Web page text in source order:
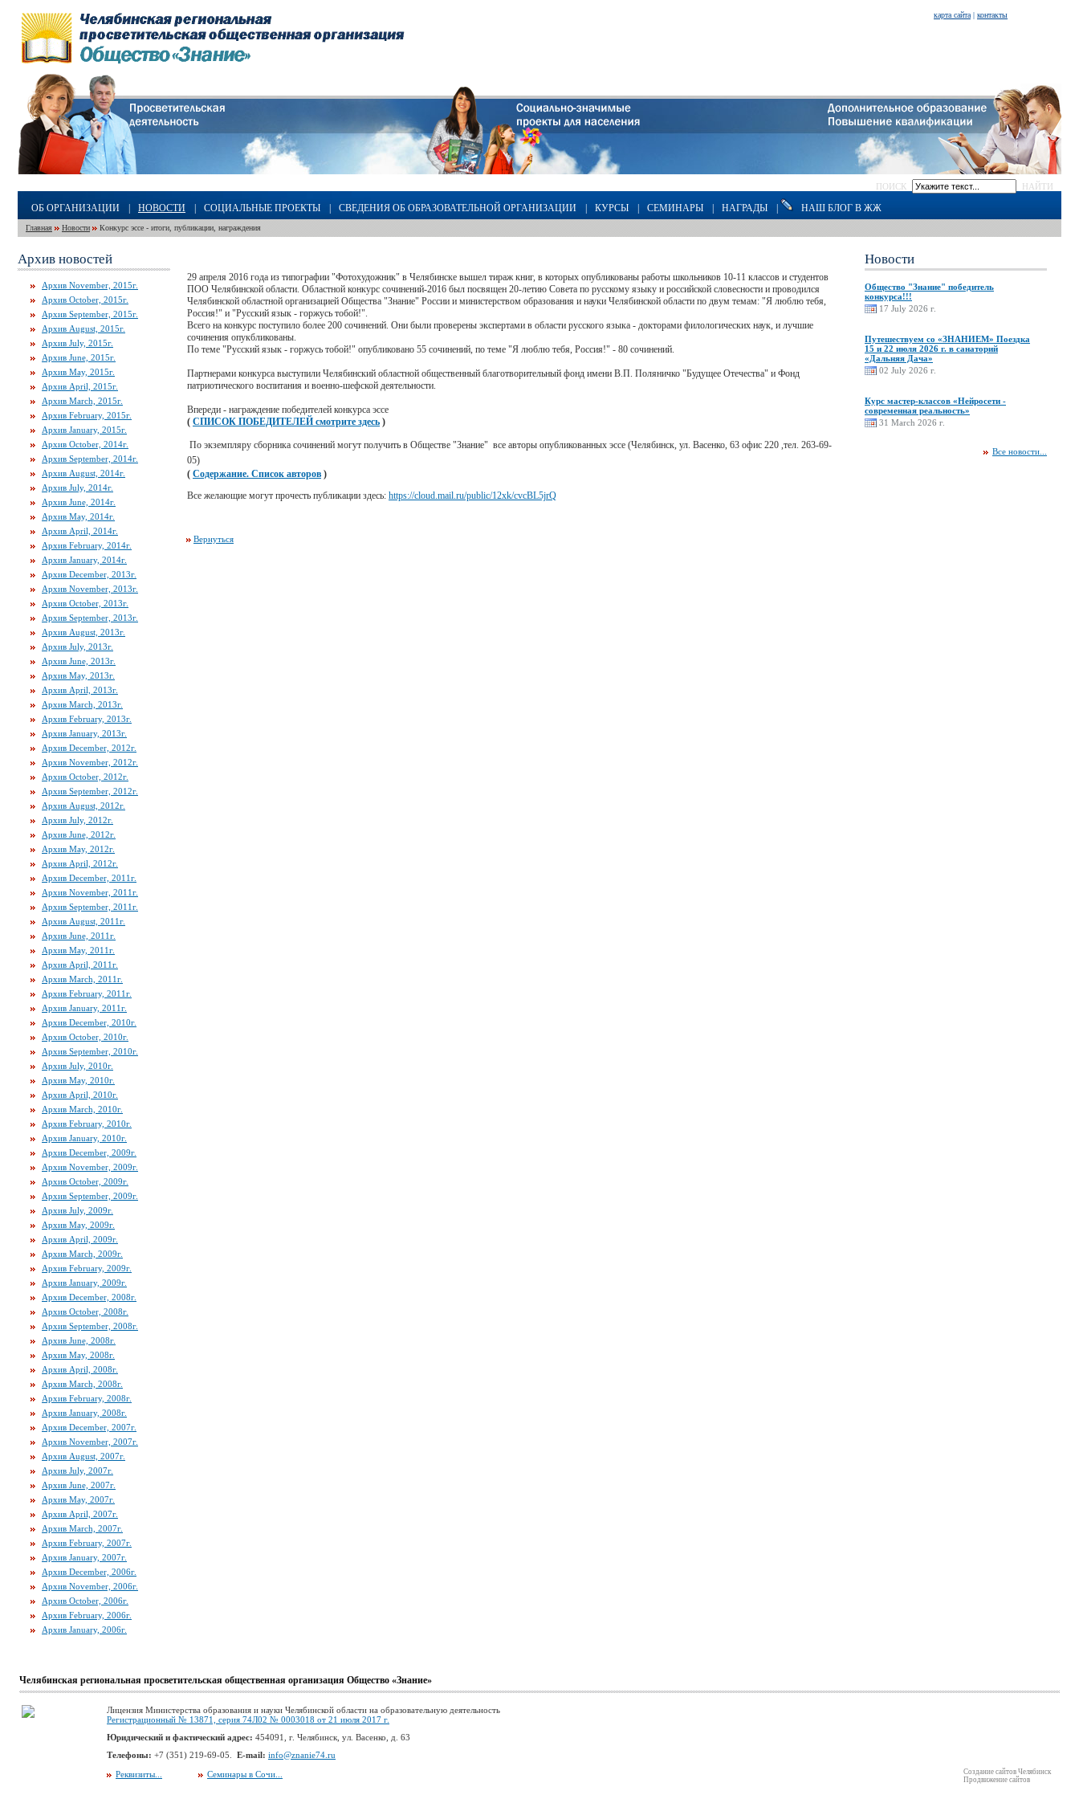
карта сайта | контакты
ПОИСК НАЙТИ
ОБ ОРГАНИЗАЦИИ НОВОСТИ СОЦИАЛЬНЫЕ ПРОЕКТЫ СВЕДЕНИЯ ОБ ОБРАЗОВАТЕЛЬНОЙ ОРГАНИЗАЦИИ КУРСЫ СЕМИНАРЫ НАГРАДЫ НАШ БЛОГ В ЖЖ
Главная Новости Конкурс эссе - итоги, публикации, награждения
Архив новостей
Архив November, 2015г.
Архив October, 2015г.
Архив September, 2015г.
Архив August, 2015г.
Архив July, 2015г.
Архив June, 2015г.
Архив May, 2015г.
Архив April, 2015г.
Архив March, 2015г.
Архив February, 2015г.
Архив January, 2015г.
Архив October, 2014г.
Архив September, 2014г.
Архив August, 2014г.
Архив July, 2014г.
Архив June, 2014г.
Архив May, 2014г.
Архив April, 2014г.
Архив February, 2014г.
Архив January, 2014г.
Архив December, 2013г.
Архив November, 2013г.
Архив October, 2013г.
Архив September, 2013г.
Архив August, 2013г.
Архив July, 2013г.
Архив June, 2013г.
Архив May, 2013г.
Архив April, 2013г.
Архив March, 2013г.
Архив February, 2013г.
Архив January, 2013г.
Архив December, 2012г.
Архив November, 2012г.
Архив October, 2012г.
Архив September, 2012г.
Архив August, 2012г.
Архив July, 2012г.
Архив June, 2012г.
Архив May, 2012г.
Архив April, 2012г.
Архив December, 2011г.
Архив November, 2011г.
Архив September, 2011г.
Архив August, 2011г.
Архив June, 2011г.
Архив May, 2011г.
Архив April, 2011г.
Архив March, 2011г.
Архив February, 2011г.
Архив January, 2011г.
Архив December, 2010г.
Архив October, 2010г.
Архив September, 2010г.
Архив July, 2010г.
Архив May, 2010г.
Архив April, 2010г.
Архив March, 2010г.
Архив February, 2010г.
Архив January, 2010г.
Архив December, 2009г.
Архив November, 2009г.
Архив October, 2009г.
Архив September, 2009г.
Архив July, 2009г.
Архив May, 2009г.
Архив April, 2009г.
Архив March, 2009г.
Архив February, 2009г.
Архив January, 2009г.
Архив December, 2008г.
Архив October, 2008г.
Архив September, 2008г.
Архив June, 2008г.
Архив May, 2008г.
Архив April, 2008г.
Архив March, 2008г.
Архив February, 2008г.
Архив January, 2008г.
Архив December, 2007г.
Архив November, 2007г.
Архив August, 2007г.
Архив July, 2007г.
Архив June, 2007г.
Архив May, 2007г.
Архив April, 2007г.
Архив March, 2007г.
Архив February, 2007г.
Архив January, 2007г.
Архив December, 2006г.
Архив November, 2006г.
Архив October, 2006г.
Архив February, 2006г.
Архив January, 2006г.
29 апреля 2016 года из типографии "Фотохудожник" в Челябинске вышел тираж книг, в которых опубликованы работы школьников 10-11 классов и студентов
ПОО Челябинской области. Областной конкурс сочинений-2016 был посвящен 20-летию Совета по русскому языку и российской словесности и проводился
Челябинской областной организацией Общества "Знание" России и министерством образования и науки Челябинской области по двум темам: "Я люблю тебя,
Россия!" и "Русский язык - горжусь тобой!".
Всего на конкурс поступило более 200 сочинений. Они были проверены экспертами в области русского языка - докторами филологических наук, и лучшие
сочинения опукбликованы.
По теме "Русский язык - горжусь тобой!" опубликовано 55 сочинений, по теме "Я люблю тебя, Россия!" - 80 сочинений.
Партнерами конкурса выступили Челябинский областной общественный благотворительный фонд имени В.П. Поляничко "Будущее Отечества" и Фонд
патриотического воспитания и военно-шефской деятельности.
Впереди - награждение победителей конкурса эссе
( СПИСОК ПОБЕДИТЕЛЕЙ смотрите здесь )
По экземпляру сборника сочинений могут получить в Обществе "Знание" все авторы опубликованных эссе (Челябинск, ул. Васенко, 63 офис 220 ,тел. 263-69-
05)
( Содержание. Список авторов )
Все желающие могут прочесть публикации здесь: https://cloud.mail.ru/public/12xk/cvcBL5jrQ
Вернуться
Новости
Общество "Знание" победитель
конкурса!!!
17 July 2026 г.
Путешествуем со «ЗНАНИЕМ» Поездка
15 и 22 июля 2026 г. в санаторий
«Дальняя Дача»
02 July 2026 г.
Курс мастер-классов «Нейросети -
современная реальность»
31 March 2026 г.
Все новости...
Челябинская региональная просветительская общественная организация Общество «Знание»
Лицензия Министерства образования и науки Челябинской области на образовательную деятельность
Регистрационный № 13871, серия 74Л02 № 0003018 от 21 июля 2017 г.
Юридический и фактический адрес: 454091, г. Челябинск, ул. Васенко, д. 63
Телефоны: +7 (351) 219-69-05. E-mail: info@znanie74.ru
Реквизиты...
Семинары в Сочи...
Создание сайтов Челябинск
Продвижение сайтов